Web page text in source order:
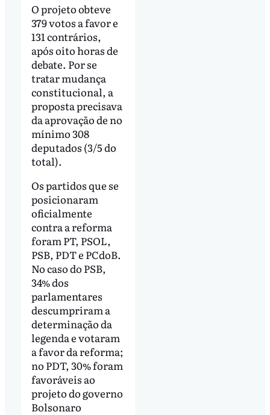
O projeto obteve
379 votos a favor e
131 contrários,
após oito horas de
debate. Por se
tratar mudança
constitucional, a
proposta precisava
da aprovação de no
mínimo 308
deputados (3/5 do
total).
Os partidos que se
posicionaram
oficialmente
contra a reforma
foram PT, PSOL,
PSB, PDT e PCdoB.
No caso do PSB,
34% dos
parlamentares
descumpriram a
determinação da
legenda e votaram
a favor da reforma;
no PDT, 30% foram
favoráveis ao
projeto do governo
Bolsonaro